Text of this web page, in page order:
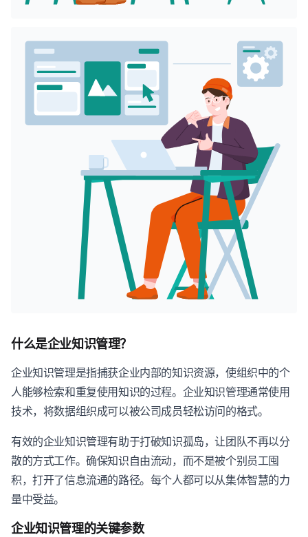
什么是企业知识管理？
企业知识管理是指捕获企业内部的知识资源，使组织中的个
人能够检索和重复使用知识的过程。企业知识管理通常使用
技术，将数据组织成可以被公司成员轻松访问的格式。
有效的企业知识管理有助于打破知识孤岛，让团队不再以分
散的方式工作。确保知识自由流动，而不是被个别员工囤
积，打开了信息流通的路径。每个人都可以从集体智慧的力
量中受益。
企业知识管理的关键参数